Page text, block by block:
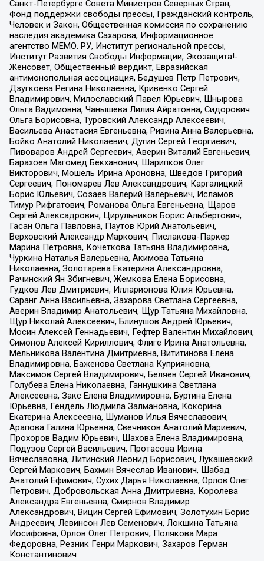
Санкт-Петербурге Совета Министров Северных Стран,
Фонд поддержки свободы прессы, Гражданский контроль,
Человек и Закон, Общественная комиссия по сохранению
наследия академика Сахарова, Информационное
агентство МЕМО. РУ, Институт региональной прессы,
Институт Развития Свободы Информации, Экозащита!-
Женсовет, Общественный вердикт, Евразийская
антимонопольная ассоциация, Бедушев Петр Петрович,
Дзугкоева Регина Николаевна, Кривенко Сергей
Владимирович, Милославский Павел Юрьевич, Шнырова
Ольга Вадимовна, Чанышева Лилия Айратовна, Сидорович
Ольга Борисовна, Туровский Александр Алексеевич,
Васильева Анастасия Евгеньевна, Ривина Анна Валерьевна,
Бойко Анатолий Николаевич, Дугин Сергей Георгиевич,
Пивоваров Андрей Сергеевич, Аверин Виталий Евгеньевич,
Барахоев Магомед Бекханович, Шарипков Олег
Викторович, Мошель Ирина Ароновна, Шведов Григорий
Сергеевич, Пономарев Лев Александрович, Каргалицкий
Борис Юльевич, Созаев Валерий Валерьевич, Исламов
Тимур Рифгатович, Романова Ольга Евгеньевна, Щаров
Сергей Алексадрович, Цирульников Борис Альбертович,
Гасан Ольга Павловна, Паутов Юрий Анатольевич,
Верховский Александр Маркович, Пислакова-Паркер
Марина Петровна, Кочеткова Татьяна Владимировна,
Чуркина Наталья Валерьевна, Акимова Татьяна
Николаевна, Золотарева Екатерина Александровна,
Рачинский Ян Збигневич, Жемкова Елена Борисовна,
Гудков Лев Дмитриевич, Илларионова Юлия Юрьевна,
Саранг Анна Васильевна, Захарова Светлана Сергеевна,
Аверин Владимир Анатольевич, Щур Татьяна Михайловна,
Щур Николай Алексеевич, Блинушов Андрей Юрьевич,
Мосин Алексей Геннадьевич, Гефтер Валентин Михайлович,
Симонов Алексей Кириллович, Флиге Ирина Анатольевна,
Мельникова Валентина Дмитриевна, Вититинова Елена
Владимировна, Баженова Светлана Куприяновна,
Максимов Сергей Владимирович, Беляев Сергей Иванович,
Голубева Елена Николаевна, Ганнушкина Светлана
Алексеевна, Закс Елена Владимировна, Буртина Елена
Юрьевна, Гендель Людмила Залмановна, Кокорина
Екатерина Алексеевна, Шуманов Илья Вячеславович,
Арапова Галина Юрьевна, Свечников Анатолий Мариевич,
Прохоров Вадим Юрьевич, Шахова Елена Владимировна,
Подузов Сергей Васильевич, Протасова Ирина
Вячеславовна, Литинский Леонид Борисович, Лукашевский
Сергей Маркович, Бахмин Вячеслав Иванович, Шабад
Анатолий Ефимович, Сухих Дарья Николаевна, Орлов Олег
Петрович, Добровольская Анна Дмитриевна, Королева
Александра Евгеньевна, Смирнов Владимир
Александрович, Вицин Сергей Ефимович, Золотухин Борис
Андреевич, Левинсон Лев Семенович, Локшина Татьяна
Иосифовна, Орлов Олег Петрович, Полякова Мара
Федоровна, Резник Генри Маркович, Захаров Герман
Константинович